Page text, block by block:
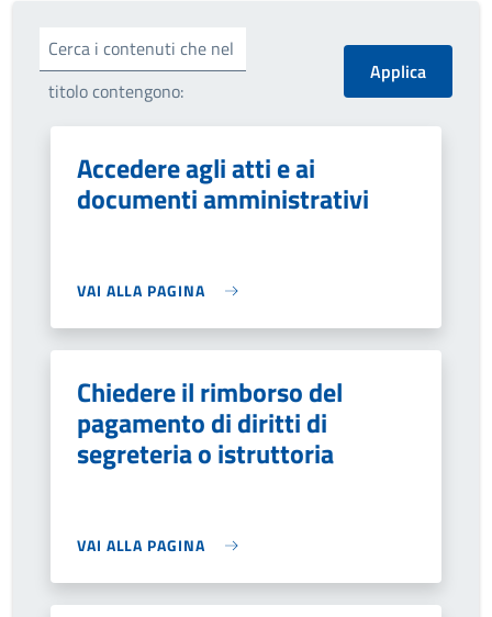
Cerca i contenuti che nel
titolo contengono:
Accedere agli atti e ai
documenti amministrativi
VAI ALLA PAGINA
Chiedere il rimborso del
pagamento di diritti di
segreteria o istruttoria
VAI ALLA PAGINA